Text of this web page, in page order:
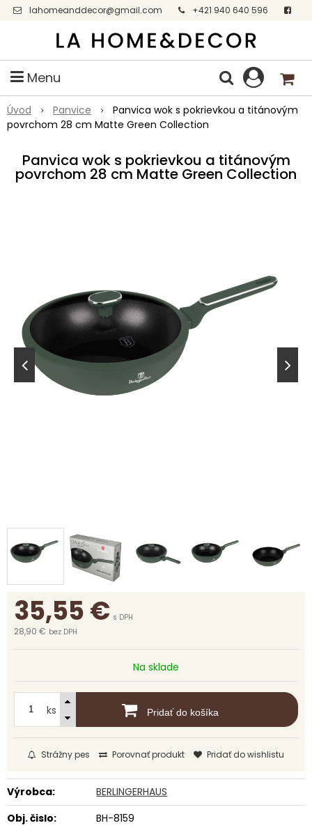
lahomeanddecor@gmail.com
+421 940 640 596
Facebook
Menu
Úvod Panvice
Panvica wok s pokrievkou a titánovým
povrchom 28 cm Matte Green Collection
Panvica wok s pokrievkou a titánovým
povrchom 28 cm Matte Green Collection
35,55€ s DPH
28,90 € bez DPH
Na sklade
ks Pridať do košíka
Strážny pes Porovnať produkt Pridať do wishlistu
Výrobca:
BERLINGERHAUS
Obj. čislo:
BH-8159